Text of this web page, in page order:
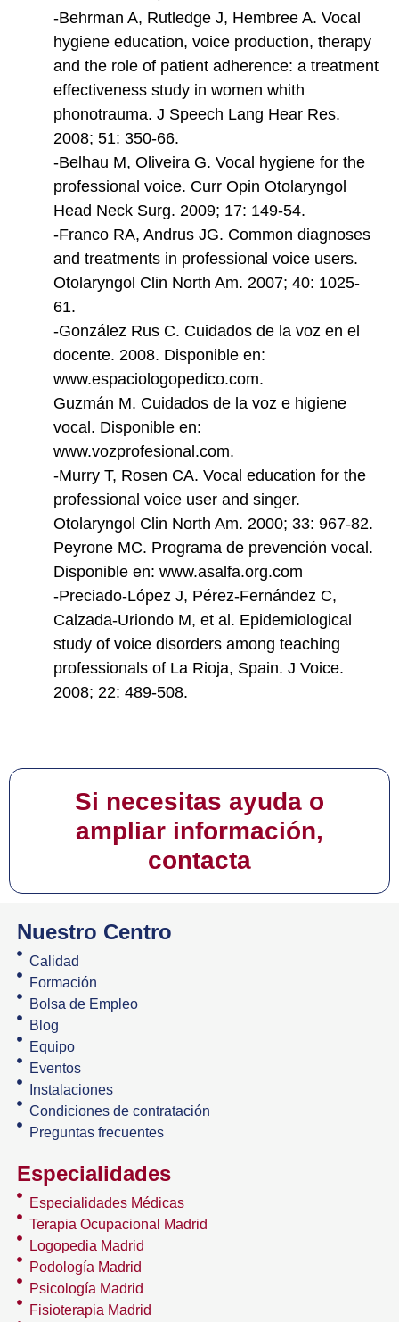
-Behrman A, Rutledge J, Hembree A. Vocal
hygiene education, voice production, therapy
and the role of patient adherence: a treatment
effectiveness study in women whith
phonotrauma. J Speech Lang Hear Res.
2008; 51: 350-66.
-Belhau M, Oliveira G. Vocal hygiene for the
professional voice. Curr Opin Otolaryngol
Head Neck Surg. 2009; 17: 149-54.
-Franco RA, Andrus JG. Common diagnoses
and treatments in professional voice users.
Otolaryngol Clin North Am. 2007; 40: 1025-
61.
-González Rus C. Cuidados de la voz en el
docente. 2008. Disponible en:
www.espaciologopedico.com.
Guzmán M. Cuidados de la voz e higiene
vocal. Disponible en:
www.vozprofesional.com.
-Murry T, Rosen CA. Vocal education for the
professional voice user and singer.
Otolaryngol Clin North Am. 2000; 33: 967-82.
Peyrone MC. Programa de prevención vocal.
Disponible en: www.asalfa.org.com
-Preciado-López J, Pérez-Fernández C,
Calzada-Uriondo M, et al. Epidemiological
study of voice disorders among teaching
professionals of La Rioja, Spain. J Voice.
2008; 22: 489-508.
Si necesitas ayuda o
ampliar información,
contacta
Nuestro Centro
Calidad
Formación
Bolsa de Empleo
Blog
Equipo
Eventos
Instalaciones
Condiciones de contratación
Preguntas frecuentes
Especialidades
Especialidades Médicas
Terapia Ocupacional Madrid
Logopedia Madrid
Podología Madrid
Psicología Madrid
Fisioterapia Madrid